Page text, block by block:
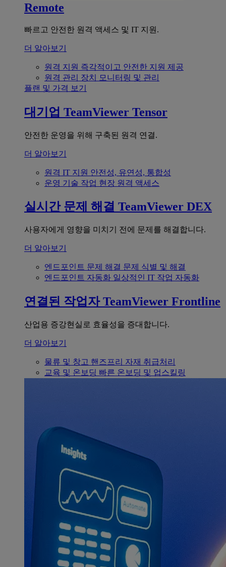
Remote
빠르고 안전한 원격 액세스 및 IT 지원.
더 알아보기
원격 지원 즉각적이고 안전한 지원 제공
원격 관리 장치 모니터링 및 관리
플랜 및 가격 보기
대기업 TeamViewer Tensor
안전한 운영을 위해 구축된 원격 연결.
더 알아보기
원격 IT 지원 안전성, 유연성, 통합성
운영 기술 작업 현장 원격 액세스
실시간 문제 해결 TeamViewer DEX
사용자에게 영향을 미치기 전에 문제를 해결합니다.
더 알아보기
엔드포인트 문제 해결 문제 식별 및 해결
엔드포인트 자동화 일상적인 IT 작업 자동화
연결된 작업자 TeamViewer Frontline
산업용 증강현실로 효율성을 증대합니다.
더 알아보기
물류 및 창고 핸즈프리 자재 취급처리
교육 및 온보딩 빠른 온보딩 및 업스킬링